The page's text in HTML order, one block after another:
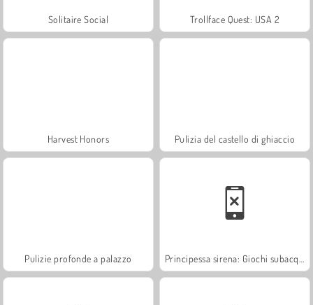
Solitaire Social Trollface Quest: USA 2
Harvest Honors Pulizia del castello di ghiaccio
Pulizie profonde a palazzo